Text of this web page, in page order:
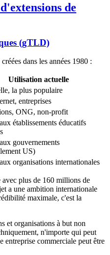
de
(gTLD)
dans les années 1980 :
Utilisation actuelle
la plus populaire
entreprises
ONG, non-profit
établissements éducatifs
gouvernements
US)
organisations internationales
avec plus de 160 millions de
a une ambition internationale
maximale, c'est la
et organisations à but non
n'importe qui peut
entreprise commerciale peut être